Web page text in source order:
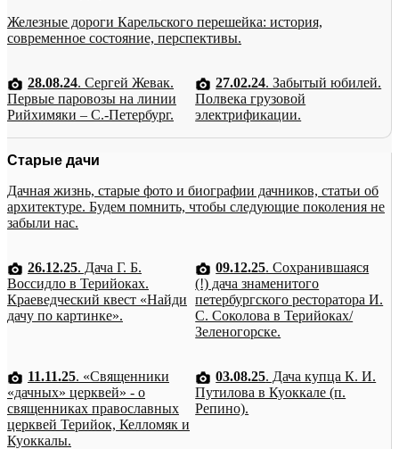
Железные дороги Карельского перешейка: история,
современное состояние, перспективы.
28.08.24. Сергей Жевак.
Первые паровозы на линии
Рийхимяки – С.-Петербург.
27.02.24. Забытый юбилей.
Полвека грузовой
электрификации.
Старые дачи
Дачная жизнь, старые фото и биографии дачников, статьи об
архитектуре. Будем помнить, чтобы следующие поколения не
забыли нас.
26.12.25. Дача Г. Б.
Воссидло в Терийоках.
Краеведческий квест «Найди
дачу по картинке».
09.12.25. Сохранившаяся
(!) дача знаменитого
петербургского ресторатора И.
С. Соколова в Терийоках/
Зеленогорске.
11.11.25. «Священники
«дачных» церквей» - о
священниках православных
церквей Терийок, Келломяк и
Куоккалы.
03.08.25. Дача купца К. И.
Путилова в Куоккале (п.
Репино).